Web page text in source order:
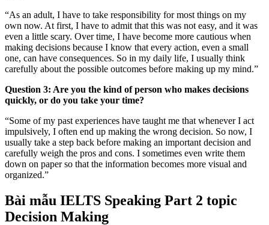
“As an adult, I have to take responsibility for most things on my
own now. At first, I have to admit that this was not easy, and it was
even a little scary. Over time, I have become more cautious when
making decisions because I know that every action, even a small
one, can have consequences. So in my daily life, I usually think
carefully about the possible outcomes before making up my mind.”
Question 3: Are you the kind of person who makes decisions
quickly, or do you take your time?
“Some of my past experiences have taught me that whenever I act
impulsively, I often end up making the wrong decision. So now, I
usually take a step back before making an important decision and
carefully weigh the pros and cons. I sometimes even write them
down on paper so that the information becomes more visual and
organized.”
Bài mẫu IELTS Speaking Part 2 topic
Decision Making